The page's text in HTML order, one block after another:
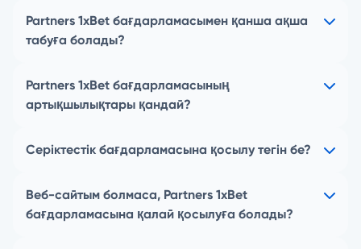
Partners 1xBet бағдарламасымен қанша ақша
табуға болады?
Partners 1xBet бағдарламасының
артықшылықтары қандай?
Серіктестік бағдарламасына қосылу тегін бе?
Веб-сайтым болмаса, Partners 1xBet
бағдарламасына қалай қосылуға болады?